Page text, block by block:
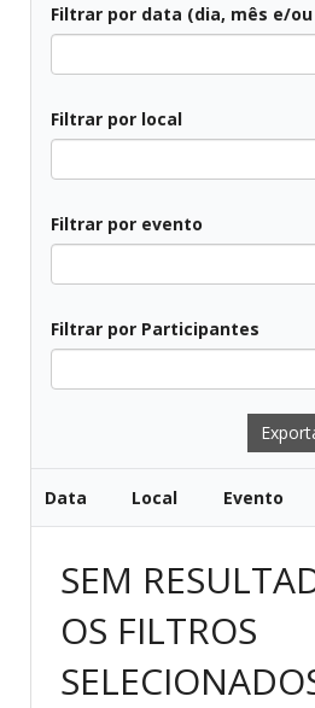
Filtrar por data (dia, mês e/ou
Filtrar por local
Filtrar por evento
Filtrar por Participantes
Data Local Evento
SEM
OS FILTROS